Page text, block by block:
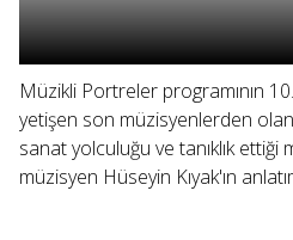
Müzikli Portreler programının
yetişen son müzisyenlerden
sanat yolculuğu ve tanıklık ettiği
müzisyen Hüseyin Kıyak'ın